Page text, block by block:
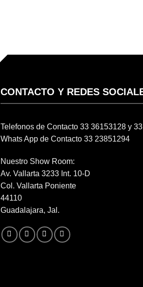
CONTACTO Y REDES
Telefonos de Contacto 33 36153128 y
Whats App de Contacto 33 23851294
Nuestro Show Room:
Av. Vallarta 3233 Int. 10-D
Col. Vallarta Poniente
44110
Guadalajara, Jal.